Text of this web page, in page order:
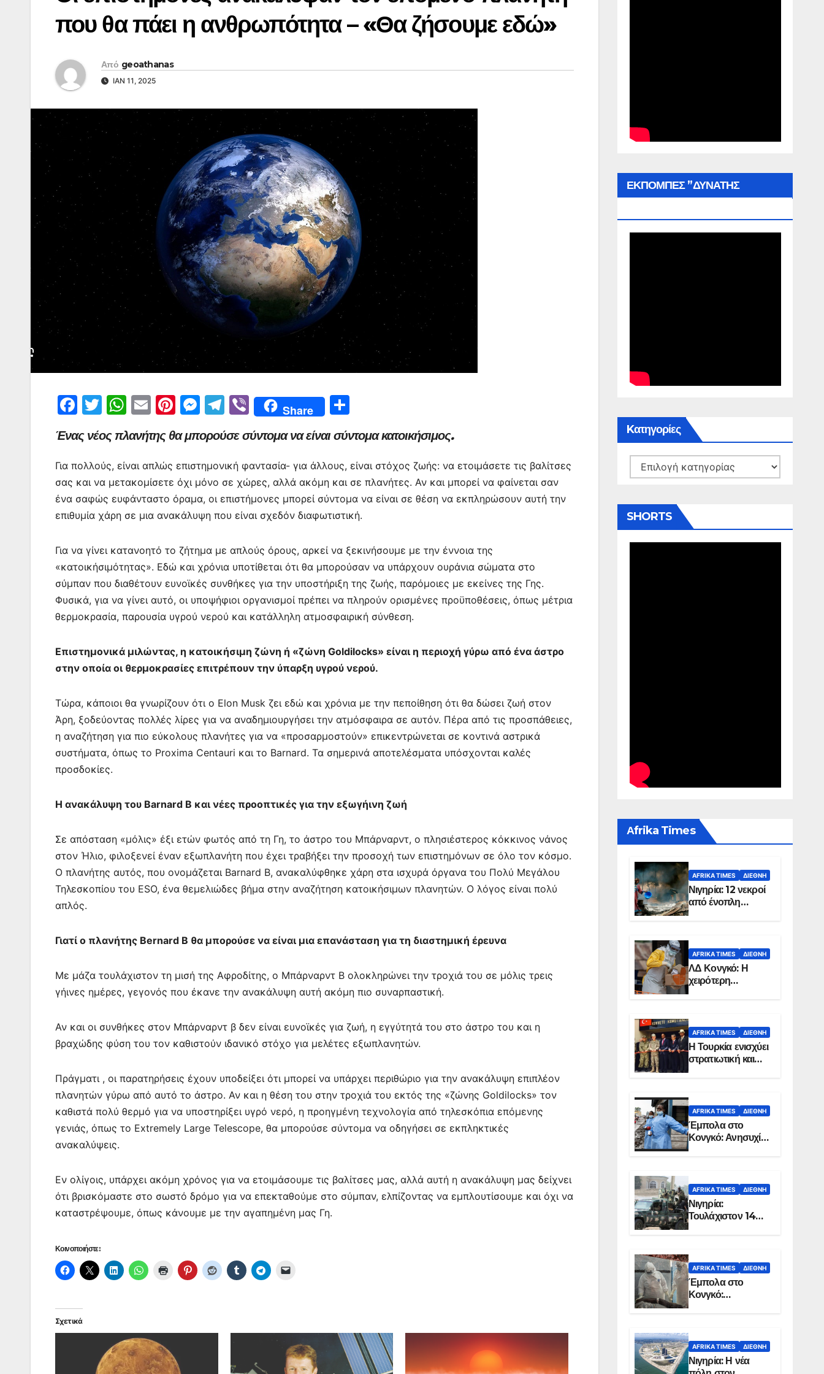
που θα πάει η ανθρωπότητα – «Θα ζήσουμε εδώ»
Από geoathanas
ΙΑΝ 11, 2025
F
c
e
b
o
o
k
T
itt
er
W
h
at
s
A
p
p
E
ai
l
Pi
er
e
st
M
s
s
e
n
g
er
T
el
e
gr
a
m
Vi
b
er
Share
ρ
α
σ
τε
ίτ
ε
Ένας νέος πλανήτης θα μπορούσε σύντομα να είναι σύντομα κατοικήσιμος.
Για πολλούς, είναι απλώς επιστημονική φαντασία- για άλλους, είναι στόχος ζωής: να ετοιμάσετε τις βαλίτσες
σας και να μετακομίσετε όχι μόνο σε χώρες, αλλά ακόμη και σε πλανήτες. Αν και μπορεί να φαίνεται σαν
ένα σαφώς ευφάνταστο όραμα, οι επιστήμονες μπορεί σύντομα να είναι σε θέση να εκπληρώσουν αυτή την
επιθυμία χάρη σε μια ανακάλυψη που είναι σχεδόν διαφωτιστική.
Για να γίνει κατανοητό το ζήτημα με απλούς όρους, αρκεί να ξεκινήσουμε με την έννοια της
«κατοικήσιμότητας». Εδώ και χρόνια υποτίθεται ότι θα μπορούσαν να υπάρχουν ουράνια σώματα στο
σύμπαν που διαθέτουν ευνοϊκές συνθήκες για την υποστήριξη της ζωής, παρόμοιες με εκείνες της Γης.
Φυσικά, για να γίνει αυτό, οι υποψήφιοι οργανισμοί πρέπει να πληρούν ορισμένες προϋποθέσεις, όπως μέτρια
θερμοκρασία, παρουσία υγρού νερού και κατάλληλη ατμοσφαιρική σύνθεση.
Επιστημονικά μιλώντας, η κατοικήσιμη ζώνη ή «ζώνη Goldilocks» είναι η περιοχή γύρω από ένα άστρο
στην οποία οι θερμοκρασίες επιτρέπουν την ύπαρξη υγρού νερού.
Τώρα, κάποιοι θα γνωρίζουν ότι ο Elon Musk ζει εδώ και χρόνια με την πεποίθηση ότι θα δώσει ζωή στον
Άρη, ξοδεύοντας πολλές λίρες για να αναδημιουργήσει την ατμόσφαιρα σε αυτόν. Πέρα από τις προσπάθειες,
η αναζήτηση για πιο εύκολους πλανήτες για να «προσαρμοστούν» επικεντρώνεται σε κοντινά αστρικά
συστήματα, όπως το Proxima Centauri και το Barnard. Τα σημερινά αποτελέσματα υπόσχονται καλές
προσδοκίες.
Η ανακάλυψη του Barnard B και νέες προοπτικές για την εξωγήινη ζωή
Σε απόσταση «μόλις» έξι ετών φωτός από τη Γη, το άστρο του Μπάρναρντ, ο πλησιέστερος κόκκινος νάνος
στον Ήλιο, φιλοξενεί έναν εξωπλανήτη που έχει τραβήξει την προσοχή των επιστημόνων σε όλο τον κόσμο.
Ο πλανήτης αυτός, που ονομάζεται Barnard B, ανακαλύφθηκε χάρη στα ισχυρά όργανα του Πολύ Μεγάλου
Τηλεσκοπίου του ESO, ένα θεμελιώδες βήμα στην αναζήτηση κατοικήσιμων πλανητών. Ο λόγος είναι πολύ
απλός.
Γιατί ο πλανήτης Bernard B θα μπορούσε να είναι μια επανάσταση για τη διαστημική έρευνα
Με μάζα τουλάχιστον τη μισή της Αφροδίτης, ο Μπάρναρντ Β ολοκληρώνει την τροχιά του σε μόλις τρεις
γήινες ημέρες, γεγονός που έκανε την ανακάλυψη αυτή ακόμη πιο συναρπαστική.
Αν και οι συνθήκες στον Μπάρναρντ β δεν είναι ευνοϊκές για ζωή, η εγγύτητά του στο άστρο του και η
βραχώδης φύση του τον καθιστούν ιδανικό στόχο για μελέτες εξωπλανητών.
Πράγματι , οι παρατηρήσεις έχουν υποδείξει ότι μπορεί να υπάρχει περιθώριο για την ανακάλυψη επιπλέον
πλανητών γύρω από αυτό το άστρο. Αν και η θέση του στην τροχιά του εκτός της «ζώνης Goldilocks» τον
καθιστά πολύ θερμό για να υποστηρίξει υγρό νερό, η προηγμένη τεχνολογία από τηλεσκόπια επόμενης
γενιάς, όπως το Extremely Large Telescope, θα μπορούσε σύντομα να οδηγήσει σε εκπληκτικές
ανακαλύψεις.
Εν ολίγοις, υπάρχει ακόμη χρόνος για να ετοιμάσουμε τις βαλίτσες μας, αλλά αυτή η ανακάλυψη μας δείχνει
ότι βρισκόμαστε στο σωστό δρόμο για να επεκταθούμε στο σύμπαν, ελπίζοντας να εμπλουτίσουμε και όχι να
καταστρέψουμε, όπως κάνουμε με την αγαπημένη μας Γη.
Κοινοποιήστε:
Σχετικά
ΕΚΠΟΜΠΕΣ ”ΔΥΝΑΤΗΣ
Kατηγορίες
Kατηγορίες
SHORTS
Αfrika Times
AFRIKA TIMES ΔΙΕΘΝΉ
Νιγηρία: 12 νεκροί
από ένοπλη
επίθεση σε χωριό
AFRIKA TIMES ΔΙΕΘΝΉ
ΛΔ Κονγκό: Η
χειρότερη
επιδημία Έμπολα
χώρας
AFRIKA TIMES ΔΙΕΘΝΉ
Η Τουρκία ενισχύει
στρατιωτική και
ενεργειακή
Σομαλία
AFRIKA TIMES ΔΙΕΘΝΉ
Έμπολα στο
Κονγκό: Ανησυχία
για τη μεγάλη
AFRIKA TIMES ΔΙΕΘΝΉ
Νιγηρία:
Τουλάχιστον 14
νεκροί από
στην Οτούκπο
AFRIKA TIMES ΔΙΕΘΝΉ
Έμπολα στο
Κονγκό:
Ξεπέρασαν τους
AFRIKA TIMES ΔΙΕΘΝΉ
Νιγηρία: Η νέα